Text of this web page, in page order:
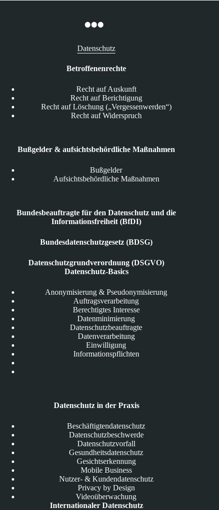
Datenschutz
Betroffenenrechte
Recht auf Auskunft
Recht auf Berichtigung
Recht auf Löschung („Vergessenwerden“)
Recht auf Widerspruch
Bußgelder & aufsichtsbehördliche Maßnahmen
Bußgelder
Aufsichtsbehördliche Maßnahmen
Bundesbeauftragte für den Datenschutz und die
Informationsfreiheit (BfDI)
Bundesdatenschutzgesetz (BDSG)
Datenschutzgrundverordnung (DSGVO)
Datenschutz-Basics
Anonymisierung & Pseudonymisierung
Auftragsverarbeitung
Berechtigtes Interesse
Datenminimierung
Datenschutzbeauftragte
Datenverarbeitung
Einwilligung
Informationspflichten
Datenschutz in der Praxis
Beschäftigtendatenschutz
Datenschutzbeschwerde
Datenschutzvorfall
Gesundheitsdatenschutz
Gesichtserkennung
Mobile Business
Nutzer- & Kundendatenschutz
Privacy by Design
Videoüberwachung
Internationaler Datenschutz